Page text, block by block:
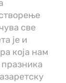
све
је и
која нам
празника